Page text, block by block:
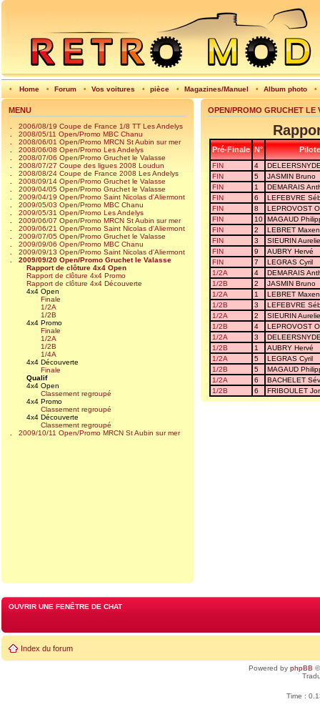
• Home • Forum • Vos voitures • pièce • Magazines/Manuel • Album photo •
MENU
2006/08/19 Coupe de France 1/8 TT Les Andelys
2008/05/11 Open/Promo MBC Chanu
2008/06/01 Open/Promo MRCN St Aubin sur mer
2008/06/08 Open/Promo Les Andelys
2008/07/06 Open/Promo Gruchet le Valasse
2008/07/27 Coupe des ligues 2008 Loudun
2008/08/24 Coupe de France 2008 Les Andelys
2008/09/14 Open/Promo Gruchet le Valasse
2009/04/05 Open/Promo Gruchet le Valasse
2009/04/19 Open/Promo Saint Nicolas d'Aliermont
2009/05/03 Open/Promo MBC Chanu
2009/05/31 Open/Promo Les Andelys
2009/06/07 Open/Promo MRCN St Aubin sur mer
2009/06/21 Open/Promo Saint Nicolas d'Aliermont
2009/07/05 Open/Promo Gruchet le Valasse
2009/09/06 Open/Promo MBC Chanu
2009/09/13 Open/Promo Saint Nicolas d'Aliermont
2009/09/20 Open/Promo Gruchet le Valasse
Rapport de clôture 4x4 Open
Rapport de clôture 4x4 Promo
Rapport de clôture 4x4 Découverte
4x4 Open
Finale
1/2A
1/2B
4x4 Promo
Finale
1/2A
1/2B
1/4A
4x4 Découverte
Finale
Qualif
4x4 Open
Classement regroupé
4x4 Promo
Classement regroupé
4x4 Découverte
Classement regroupé
2009/10/11 Open/Promo MRCN St Aubin sur mer
OPEN/PROMO GRUCHET LE
Pré-Finale N° Pilote
FIN 4
FIN
5
JASMIN Bruno
FIN
1
DEMARAIS
FIN
6
LEFEBVRE
FIN
8
LEPROVOST
FIN
10 MAGAUD
FIN
2
LEBRET
FIN
3
SIEURIN
FIN
9
AUBRY Hervé
FIN
7
LEGRAS Cyril
1/2A
4
DEMARAIS
1/2B
2
JASMIN Bruno
1/2A
1
LEBRET
1/2B
3
LEFEBVRE
1/2A
2
SIEURIN
1/2B
4
LEPROVOST
1/2A
3
1/2B
1
AUBRY Hervé
1/2A
5
LEGRAS Cyril
1/2B
5
MAGAUD
1/2A
6
BACHELET
1/2B
6 FRIBOULET
OUVRIR UNE FENÊTRE DE CHAT
Index du forum
Powered by phpBB
Time :